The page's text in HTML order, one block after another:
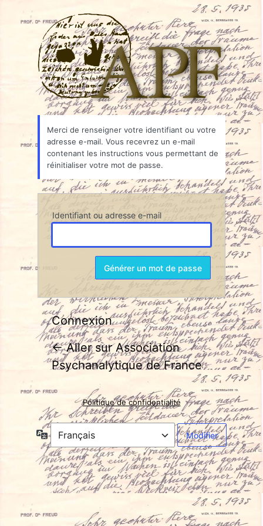
passe
oublié
Merci de renseigner votre identifiant ou votre
adresse e-mail. Vous recevrez un e-mail
contenant les instructions vous permettant de
réinitialiser votre mot de passe.
Identifiant ou adresse e-mail
Connexion
← Aller sur Association
Psychanalytique de France
Politique de confidentialité
Langue